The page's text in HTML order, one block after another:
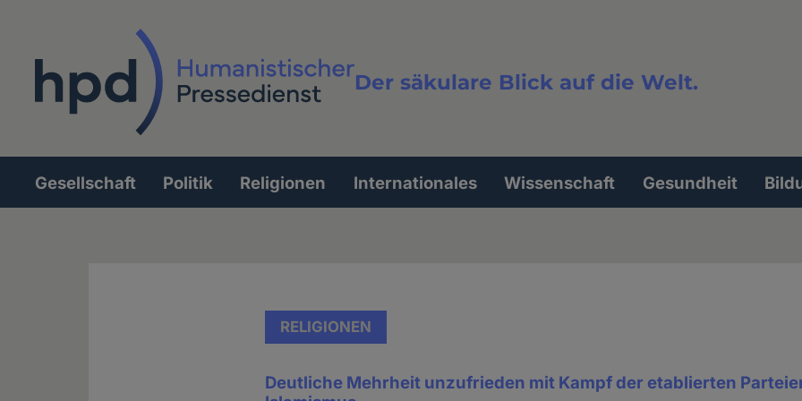
Der säkulare Blick auf die Welt.
Volltextsuche
Hauptnavigation
Gesellschaft Politik Religionen Internationales Wissenschaft Gesundheit
RELIGIONEN
Deutliche Mehrheit unzufrieden mit Kampf der etablierten